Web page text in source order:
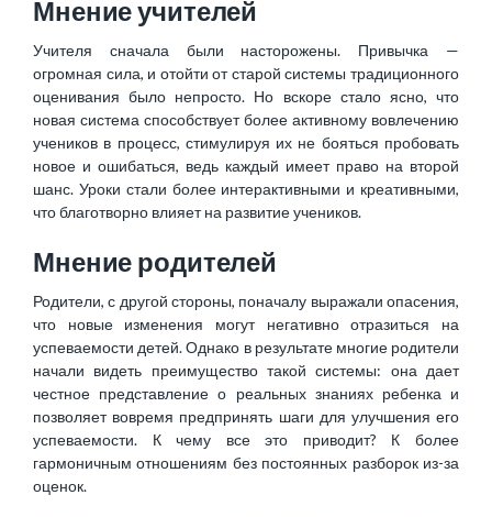
Мнение учителей
Учителя сначала были насторожены. Привычка —
огромная сила, и отойти от старой системы традиционного
оценивания было непросто. Но вскоре стало ясно, что
новая система способствует более активному вовлечению
учеников в процесс, стимулируя их не бояться пробовать
новое и ошибаться, ведь каждый имеет право на второй
шанс. Уроки стали более интерактивными и креативными,
что благотворно влияет на развитие учеников.
Мнение родителей
Родители, с другой стороны, поначалу выражали опасения,
что новые изменения могут негативно отразиться на
успеваемости детей. Однако в результате многие родители
начали видеть преимущество такой системы: она дает
честное представление о реальных знаниях ребенка и
позволяет вовремя предпринять шаги для улучшения его
успеваемости. К чему все это приводит? К более
гармоничным отношениям без постоянных разборок из-за
оценок.